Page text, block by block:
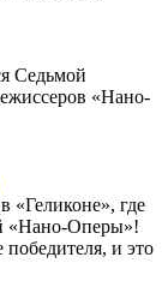
Седьмой
«Нано-
«Геликоне», где
«Нано-Оперы»!
и это